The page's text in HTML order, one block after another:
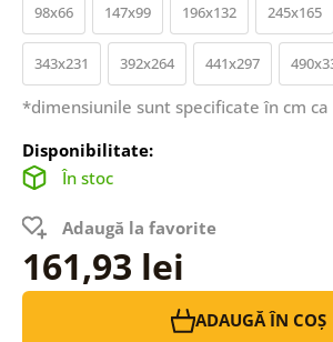
98x66 147x99 196x132 245x165
343x231 392x264 441x297
*dimensiunile sunt specificate în cm
Disponibilitate:
În stoc
Adaugă la favorite
161,93 lei
ADAUGĂ ÎN COȘ